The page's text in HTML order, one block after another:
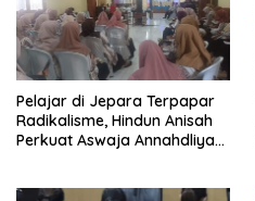
Pelajar di Jepara Terpapar
Radikalisme, Hindun Anisah
Perkuat Aswaja Annahdliyah,